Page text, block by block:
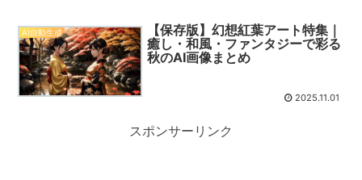
AI自動生成
【保存版】幻想紅葉アート特集｜
癒し・和風・ファンタジーで彩る
秋のAI画像まとめ
2025.11.01
スポンサーリンク